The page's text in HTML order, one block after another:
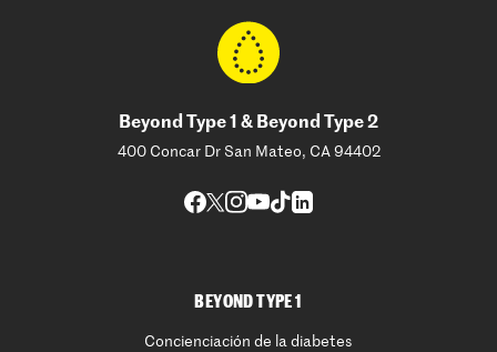
Beyond Type 1 & Beyond Type 2
400 Concar Dr San Mateo, CA 94402
BEYOND TYPE 1
Concienciación de la diabetes